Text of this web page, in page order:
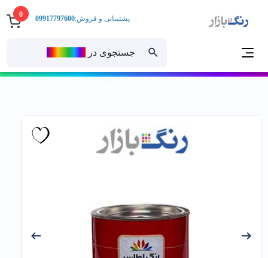
0
جستجوی در
پشتیبانی و فروش:09917797600